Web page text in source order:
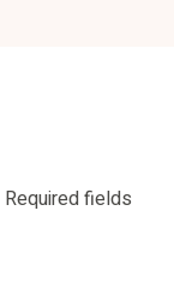
Required fields